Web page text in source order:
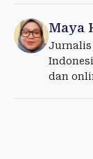
Maya
Jurnalis
dan